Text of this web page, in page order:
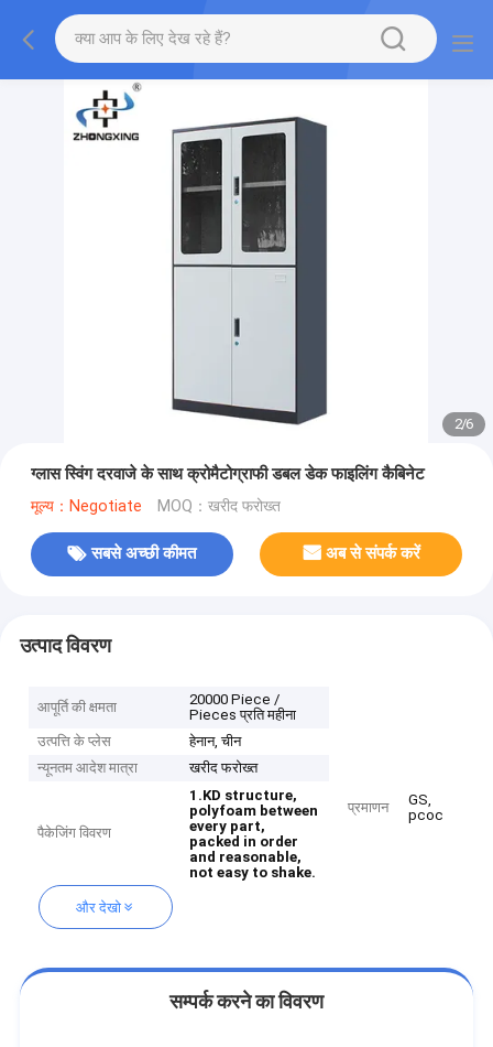
2/6
ग्लास स्विंग दरवाजे के साथ क्रोमैटोग्राफी डबल डेक फाइलिंग कैबिनेट
मूल्य：Negotiate MOQ：खरीद फरोख्त
सबसे अच्छी कीमत अब से संपर्क करें
उत्पाद विवरण
आपूर्ति की क्षमता
20000 Piece /
Pieces प्रति महीना
उत्पत्ति के प्लेस
हेनान, चीन
न्यूनतम आदेश मात्रा
खरीद फरोख्त
पैकेजिंग विवरण
1.KD structure,
polyfoam between
every part,
packed in order
and reasonable,
not easy to shake.
प्रमाणन
GS,
pcoc
और देखो
सम्पर्क करने का विवरण